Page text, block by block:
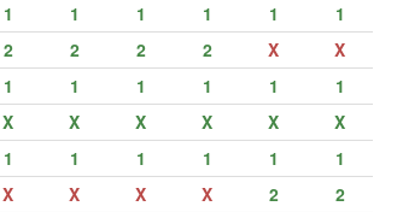
1 1 1 1 1
1
2 2 2 2 X
X
1 1 1 1 1
1
X X X X X
X
1 1 1 1 1
1
X X X X 2
2